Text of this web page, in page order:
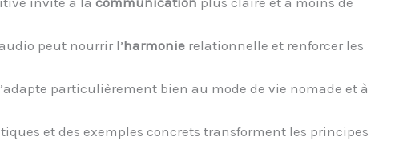
peut nourrir l’harmonie relationnelle et renforcer les
particulièrement bien au mode de vie nomade et à
et des exemples concrets transforment les principes